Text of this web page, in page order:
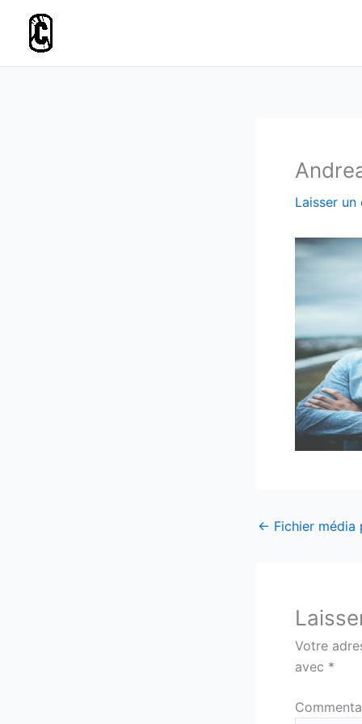
contenu
Laisser
← Fichier média
Votre
avec *